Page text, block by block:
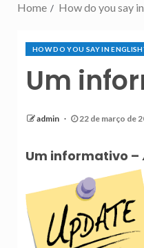
Home How do you say
HOW DO YOU SAY IN
Um
admin 22 de março de
Um informativo –